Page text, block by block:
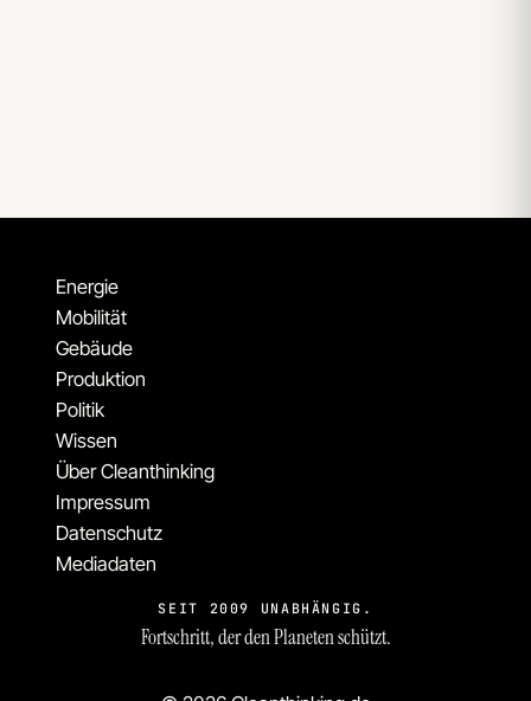
Energie
Mobilität
Gebäude
Produktion
Politik
Wissen
Über Cleanthinking
Impressum
Datenschutz
Mediadaten
SEIT 2009 UNABHÄNGIG.
Fortschritt, der den Planeten schützt.